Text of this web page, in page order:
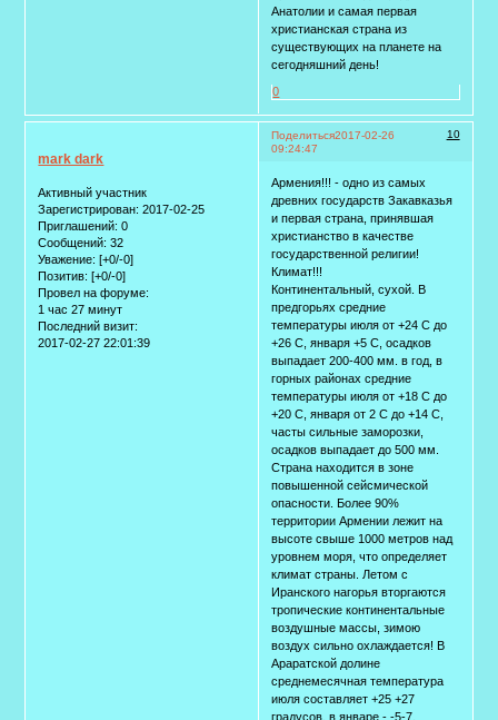
Анатолии и самая первая
христианская страна из
существующих на планете на
сегодняшний день!
0
Поделиться 10
2017-02-26
09:24:47
mark dark
Активный участник
Зарегистрирован: 2017-02-25
Приглашений: 0
Сообщений: 32
Уважение: [+0/-0]
Позитив: [+0/-0]
Провел на форуме:
1 час 27 минут
Последний визит:
2017-02-27 22:01:39
Армения!!! - одно из самых
древних государств Закавказья
и первая страна, принявшая
христианство в качестве
государственной религии!
Климат!!!
Континентальный, сухой. В
предгорьях средние
температуры июля от +24 С до
+26 С, января +5 С, осадков
выпадает 200-400 мм. в год, в
горных районах средние
температуры июля от +18 С до
+20 С, января от 2 С до +14 С,
часты сильные заморозки,
осадков выпадает до 500 мм.
Страна находится в зоне
повышенной сейсмической
опасности. Более 90%
территории Армении лежит на
высоте свыше 1000 метров над
уровнем моря, что определяет
климат страны. Летом с
Иранского нагорья вторгаются
тропические континентальные
воздушные массы, зимою
воздух сильно охлаждается! В
Араратской долине
среднемесячная температура
июля составляет +25 +27
градусов, в январе - -5-7.